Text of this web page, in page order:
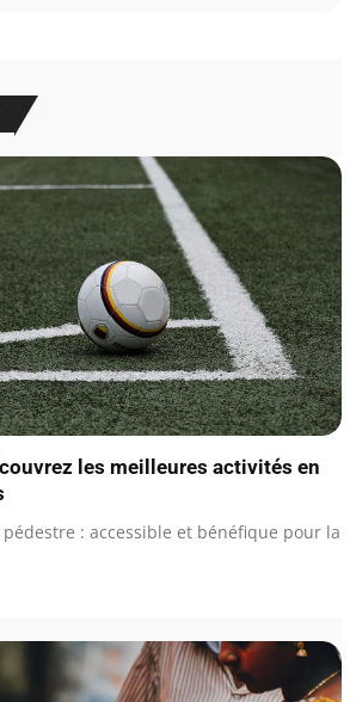
les meilleures activités en
pédestre : accessible et bénéfique pour la